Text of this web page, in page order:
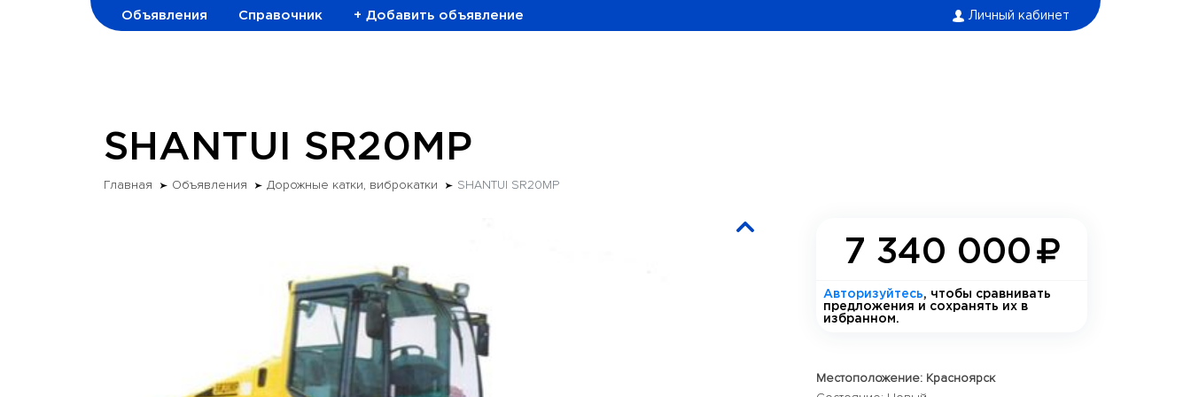
Объявления Справочник + Добавить объявление Личный кабинет
SHANTUI SR20MP
Главная Объявления Дорожные катки, виброкатки SHANTUI SR20MP
7 340 000
Авторизуйтесь, чтобы сравнивать
предложения и сохранять их в
избранном.
Местоположение: Красноярск